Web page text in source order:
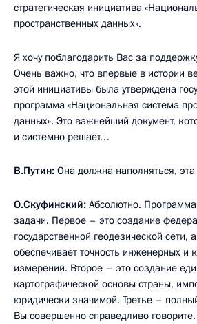
стратегическая инициатива
пространственных данных».
Я хочу поблагодарить Вас за
Очень важно, что впервые в истории
этой инициативы была утверждена
программа «Национальная система
данных». Это важнейший документ,
и системно решает…
В.Путин: Она должна наполняться, эта
О.Скуфинский: Абсолютно.
задачи. Первое – это создание
государственной геодезической сети,
обеспечивает точность инженерных и
измерений. Второе – это создание
картографической основы страны,
юридически значимой. Третье –
Вы совершенно справедливо